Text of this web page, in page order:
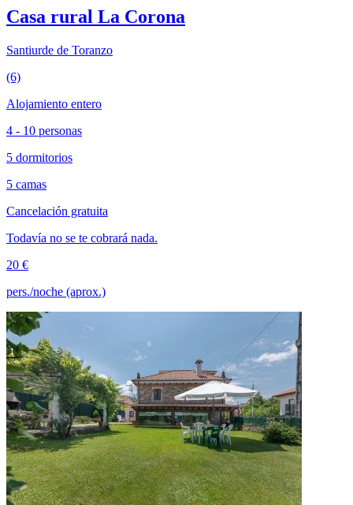
Casa rural La Corona
Santiurde de Toranzo
(6)
Alojamiento entero
4 - 10 personas
5 dormitorios
5 camas
Cancelación gratuita
Todavía no se te cobrará nada.
20 €
pers./noche (aprox.)